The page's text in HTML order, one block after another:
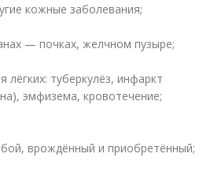
кожные заболевания;
— почках, желчном пузыре;
лёгких: туберкулёз, инфаркт
эмфизема, кровотечение;
врождённый и приобретённый;